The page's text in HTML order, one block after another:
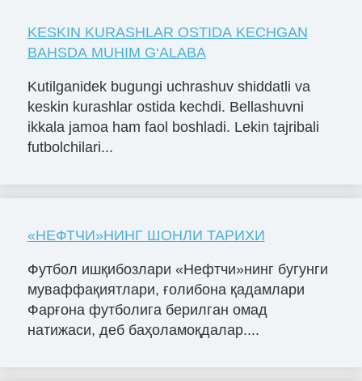
KESKIN KURASHLAR OSTIDA KECHGAN
BAHSDA MUHIM G‘ALABA
Kutilganidek bugungi uchrashuv shiddatli va
keskin kurashlar ostida kechdi. Bellashuvni
ikkala jamoa ham faol boshladi. Lekin tajribali
futbolchilari...
«НЕФТЧИ»НИНГ ШОНЛИ ТАРИХИ
Футбол ишқибозлари «Нефтчи»нинг бугунги
муваффақиятлари, ғолибона қадамлари
Фарғона футболига берилган омад
натижаси, деб баҳоламоқдалар....